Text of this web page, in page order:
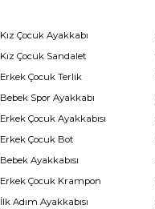
Kız Çocuk Ayakkabı
Kız Çocuk Sandalet
Erkek Çocuk Terlik
Bebek Spor Ayakkabı
Erkek Çocuk Ayakkabısı
Erkek Çocuk Bot
Bebek Ayakkabısı
Erkek Çocuk Krampon
İlk Adım Ayakkabısı